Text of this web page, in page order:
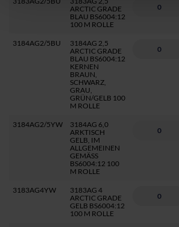
ARCTIC GRADE
BLAU BS6004:12
100 M ROLLE
3184AG2/5BU
3184AG 2,5
ARCTIC GRADE
BLAU BS6004:12
KERNEN
BRAUN,
SCHWARZ,
GRAU,
GRÜN/GELB 100
M ROLLE
3184AG2/5YW
3184AG 6,0
ARKTISCH
GELB, IM
ALLGEMEINEN
GEMÄSS
BS6004:12 100
M ROLLE
3183AG4YW
3183AG 4
ARCTIC GRADE
GELB BS6004:12
100 M ROLLE